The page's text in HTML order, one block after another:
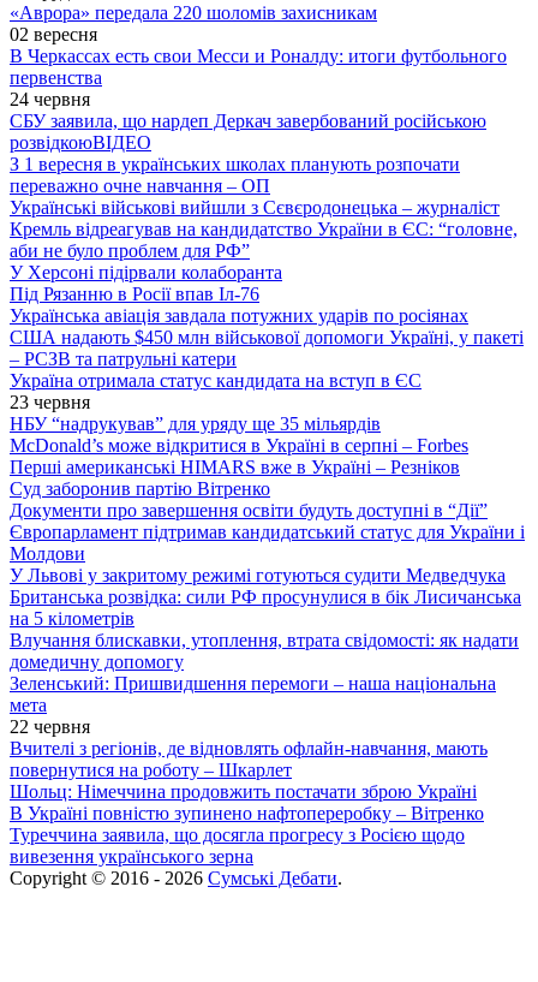
«Аврора» передала 220 шоломів захисникам
02 вересня
В Черкассах есть свои Месси и Роналду: итоги футбольного
первенства
24 червня
СБУ заявила, що нардеп Деркач завербований російською
розвідкоюВІДЕО
З 1 вересня в українських школах планують розпочати
переважно очне навчання – ОП
Українські військові вийшли з Сєвєродонецька – журналіст
Кремль відреагував на кандидатство України в ЄС: “головне,
аби не було проблем для РФ”
У Херсоні підірвали колаборанта
Під Рязанню в Росії впав Іл-76
Українська авіація завдала потужних ударів по росіянах
США надають $450 млн військової допомоги Україні, у пакеті
– РСЗВ та патрульні катери
Україна отримала статус кандидата на вступ в ЄС
23 червня
НБУ “надрукував” для уряду ще 35 мільярдів
McDonald’s може відкритися в Україні в серпні – Forbes
Перші американські HIMARS вже в Україні – Резніков
Суд заборонив партію Вітренко
Документи про завершення освіти будуть доступні в “Дії”
Європарламент підтримав кандидатський статус для України і
Молдови
У Львові у закритому режимі готуються судити Медведчука
Британська розвідка: сили РФ просунулися в бік Лисичанська
на 5 кілометрів
Влучання блискавки, утоплення, втрата свідомості: як надати
домедичну допомогу
Зеленський: Пришвидшення перемоги – наша національна
мета
22 червня
Вчителі з регіонів, де відновлять офлайн-навчання, мають
повернутися на роботу – Шкарлет
Шольц: Німеччина продовжить постачати зброю Україні
В Україні повністю зупинено нафтопереробку – Вітренко
Туреччина заявила, що досягла прогресу з Росією щодо
вивезення українського зерна
Copyright © 2016 - 2026 Сумські Дебати.